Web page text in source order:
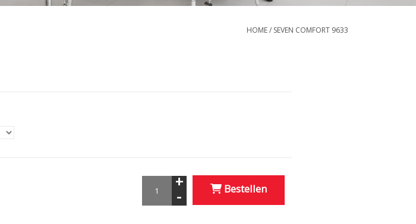
HOME/ SEVEN COMFORT 9633
+
- Bestellen